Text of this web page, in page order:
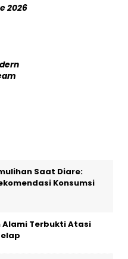
2026
Saat Diare:
Konsumsi
Alami Terbukti Atasi